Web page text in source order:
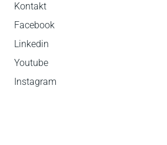
Kontakt
Facebook
Linkedin
Youtube
Instagram